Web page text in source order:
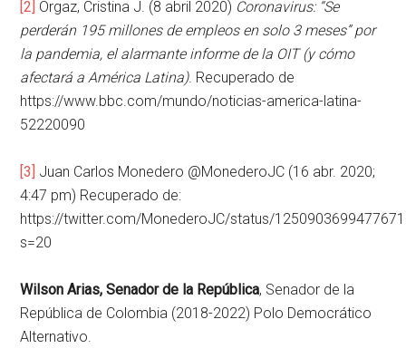
[2] Orgaz, Cristina J. (8 abril 2020) Coronavirus: “Se
perderán 195 millones de empleos en solo 3 meses” por
la pandemia, el alarmante informe de la OIT (y cómo
afectará a América Latina). Recuperado de
https://www.bbc.com/mundo/noticias-america-latina-
52220090
[3] Juan Carlos Monedero @MonederoJC (16 abr. 2020;
4:47 pm) Recuperado de:
https://twitter.com/MonederoJC/status/
s=20
Wilson Arias, Senador de la República, Senador de la
República de Colombia (2018-2022) Polo Democrático
Alternativo.